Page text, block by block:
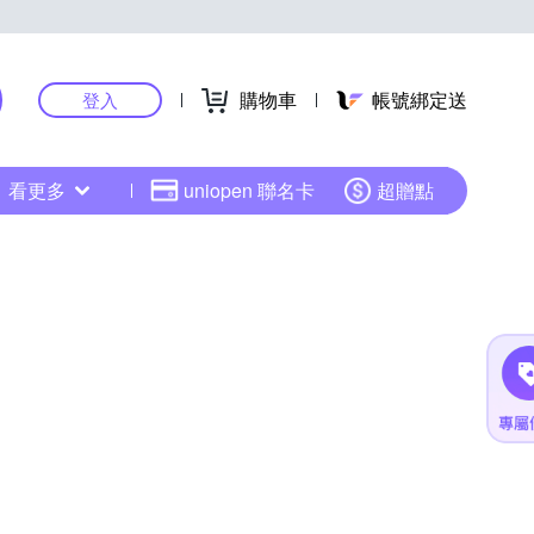
登入 購物車 帳號綁定送
看更多 uniopen 聯名卡 超贈點